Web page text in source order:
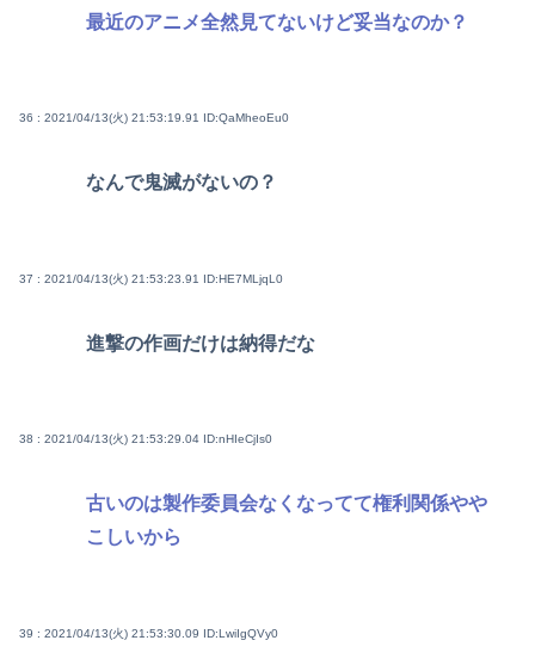
最近のアニメ全然見てないけど妥当なのか？
36 : 2021/04/13(火) 21:53:19.91 ID:QaMheoEu0
なんで鬼滅がないの？
37 : 2021/04/13(火) 21:53:23.91 ID:HE7MLjqL0
進撃の作画だけは納得だな
38 : 2021/04/13(火) 21:53:29.04 ID:nHIeCjIs0
古いのは製作委員会なくなってて権利関係やや
こしいから
39 : 2021/04/13(火) 21:53:30.09 ID:LwiIgQVy0